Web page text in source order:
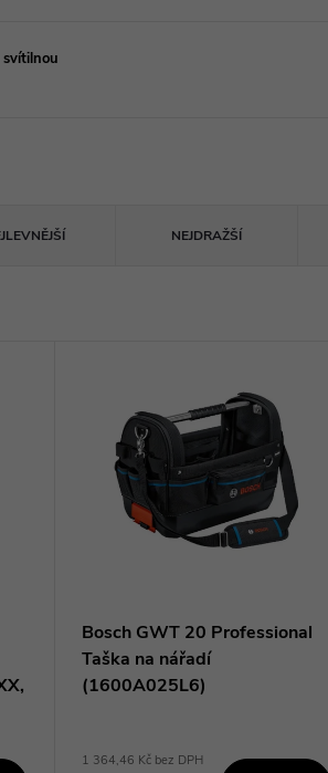
svítilnou
NEJDRAŽŠÍ
Bosch GWT 20 Professional
Taška na nářadí
(1600A025L6)
1 364,46 Kč bez DPH